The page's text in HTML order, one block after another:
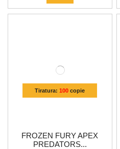
Tiratura:100 copie
FROZEN FURY APEX
PREDATORS...